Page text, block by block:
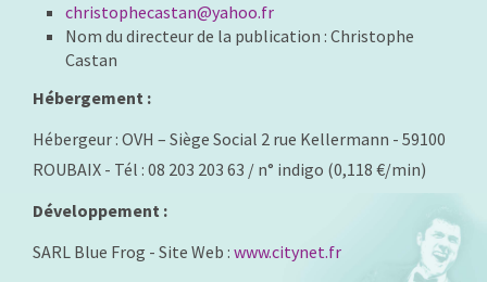
christophecastan@yahoo.fr
Nom du directeur de la publication : Christophe
Castan
Hébergement :
Hébergeur : OVH – Siège Social 2 rue Kellermann - 59100
ROUBAIX - Tél : 08 203 203 63 / n° indigo (0,118 €/min)
Développement :
SARL Blue Frog - Site Web : www.citynet.fr